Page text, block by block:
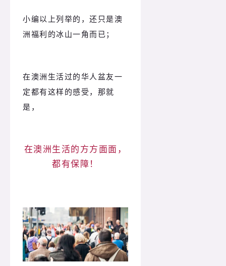
小编以上列举的，还只是澳
洲福利的冰山一角而已；
在澳洲生活过的华人盆友一
定都有这样的感受，那就
是，
在澳洲生活的方方面面，
都有保障！